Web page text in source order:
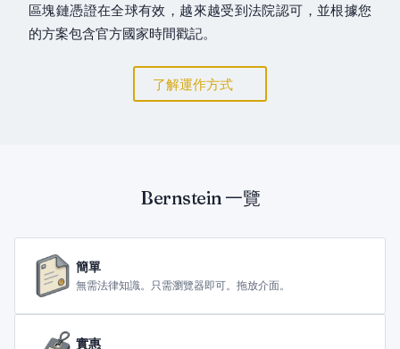
區塊鏈憑證在全球有效，越來越受到法院認可，並根據您
的方案包含官方國家時間戳記。
了解運作方式
Bernstein 一覽
簡單
無需法律知識。只需瀏覽器即可。拖放介面。
實惠